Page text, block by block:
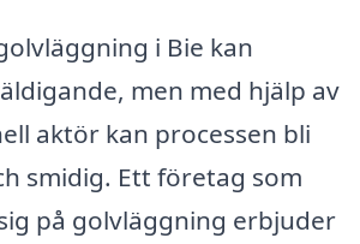
i Bie kan
men med hjälp av
aktör kan processen bli
smidig. Ett företag som
på golvläggning erbjuder